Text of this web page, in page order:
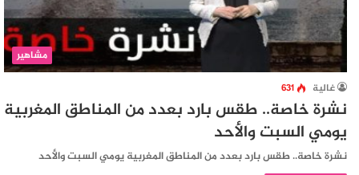
مشاهير
غالية 631
نشرة خاصة.. طقس بارد بعدد من المناطق المغربية
يومي السبت والأحد
نشرة خاصة.. طقس بارد بعدد من المناطق المغربية يومي السبت والأحد